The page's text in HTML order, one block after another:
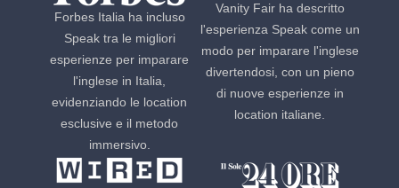
Forbes Italia ha incluso
Speak tra le migliori
esperienze per imparare
l'inglese in Italia,
evidenziando le location
esclusive e il metodo
immersivo.
Vanity Fair ha descritto
l'esperienza Speak come un
modo per imparare l'inglese
divertendosi, con un pieno
di nuove esperienze in
location italiane.